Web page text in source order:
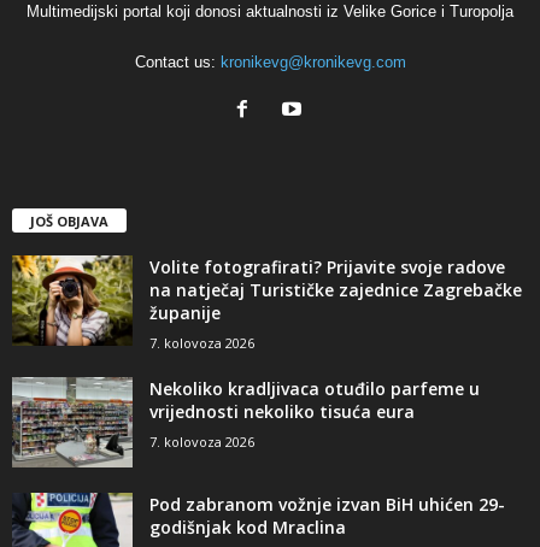
Multimedijski portal koji donosi aktualnosti iz Velike Gorice i Turopolja
Contact us: kronikevg@kronikevg.com
JOŠ OBJAVA
Volite fotografirati? Prijavite svoje radove
na natječaj Turističke zajednice Zagrebačke
županije
7. kolovoza 2026
Nekoliko kradljivaca otuđilo parfeme u
vrijednosti nekoliko tisuća eura
7. kolovoza 2026
Pod zabranom vožnje izvan BiH uhićen 29-
godišnjak kod Mraclina